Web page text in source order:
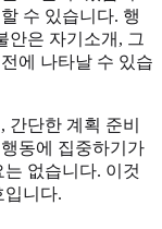
수 있습니다. 행
안은 자기소개, 그
에 나타날 수 있습
단한 계획 준비
동에 집중하기가
없습니다. 이것
입니다.